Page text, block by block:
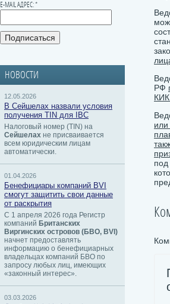
РФ
КИК
E-MAIL АДРЕС: *
НОВОСТИ
12.05.2026
В Сейшелах назвали условия
получения TIN для IBC
Налоговый номер (TIN) на
Сейшелах не присваивается
всем юридическим лицам
автоматически.
01.04.2026
Бенефициары компаний BVI
смогут защитить свои данные
от раскрытия
С 1 апреля 2026 года Регистр
компаний Британских
Виргинских островов (БВО, BVI)
начнет предоставлять
информацию о бенефициарных
владельцах компаний БВО по
запросу любых лиц, имеющих
«законный интерес».
03.03.2026